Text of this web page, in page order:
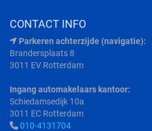
CONTACT INFO
Parkeren achterzijde (navigatie):
Brandersplaats 8
3011 EV Rotterdam
Ingang automakelaars kantoor:
Schiedamsedijk 10a
3011 EC Rotterdam
010-4131704